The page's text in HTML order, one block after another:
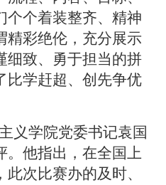
个个着装整齐、精神
精彩绝伦，充分展示
细致、勇于担当的拼
比学赶超、创先争优
义学院党委书记袁国
。他指出，在全国上
次比赛办的及时、